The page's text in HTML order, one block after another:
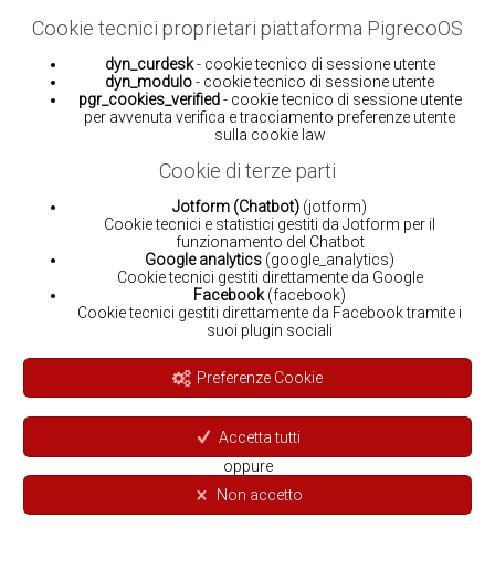
Cookie tecnici proprietari piattaforma PigrecoOS
dyn_curdesk- cookie tecnico di sessione utente
dyn_modulo- cookie tecnico di sessione utente
pgr_cookies_verified- cookie tecnico di sessione utente
per avvenuta verifica e tracciamento preferenze utente
sulla cookie law
Cookie di terze parti
Jotform (Chatbot) (jotform)
Cookie tecnici e statistici gestiti da Jotform per il
funzionamento del Chatbot
Google analytics (google_analytics)
Cookie tecnici gestiti direttamente da Google
Facebook(facebook)
Cookie tecnici gestiti direttamente da Facebook tramite i
suoi plugin sociali
Preferenze Cookie
Accetta tutti
oppure
Non accetto